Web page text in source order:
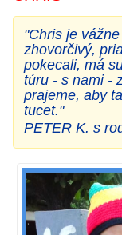
"Chris je
zhovorčivý,
pokecali, má
túru - s nami -
prajeme, aby
tucet."
PETER K. s